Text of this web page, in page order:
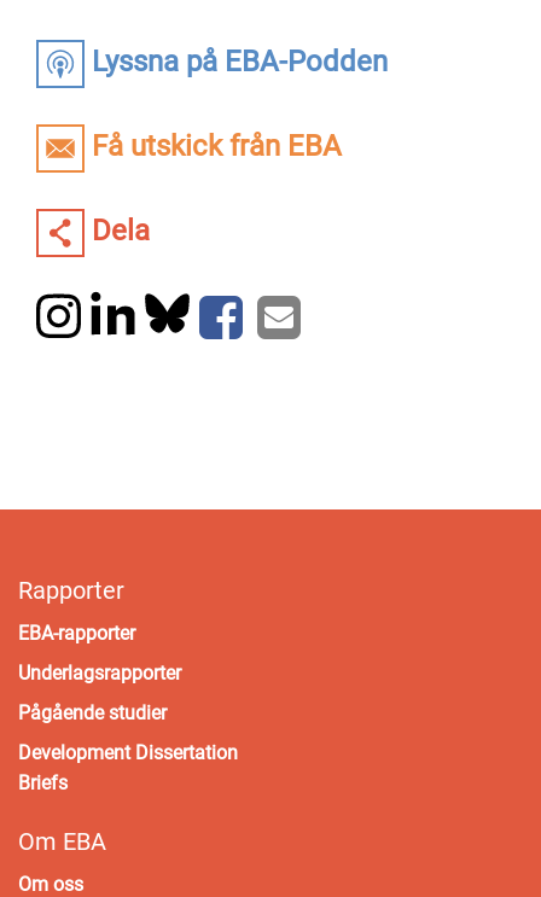
Lyssna på EBA-Podden
Få utskick från EBA
Dela
Rapporter
EBA-rapporter
Underlagsrapporter
Pågående studier
Development Dissertation
Briefs
Om EBA
Om oss